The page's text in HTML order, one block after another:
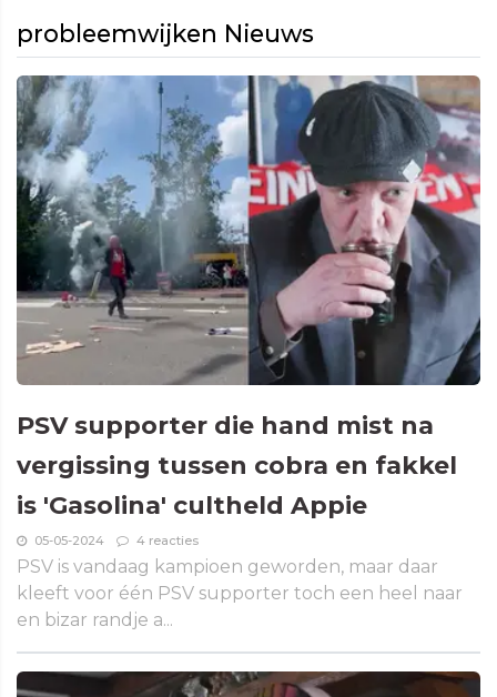
probleemwijken Nieuws
PSV supporter die hand mist na
vergissing tussen cobra en fakkel
is 'Gasolina' cultheld Appie
05-05-2024 4 reacties
PSV is vandaag kampioen geworden, maar daar
kleeft voor één PSV supporter toch een heel naar
en bizar randje a...